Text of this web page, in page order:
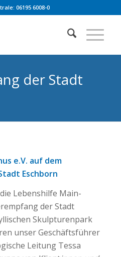
06195 6008-0
der Stadt
e.V. auf dem
Eschborn
Lebenshilfe Main-
der Stadt
Skulpturenpark
unser Geschäftsführer
Leitung Tessa